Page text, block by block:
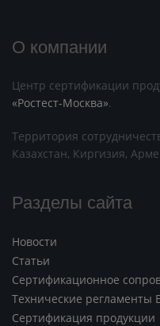
О компании
Центр сертификации
«Ростест-Москва».
Территория
Казахстан, Киргизия,
Разделы сайта
Новости
Статьи
Сертификационное
Технические регламенты
Сертификация продукции